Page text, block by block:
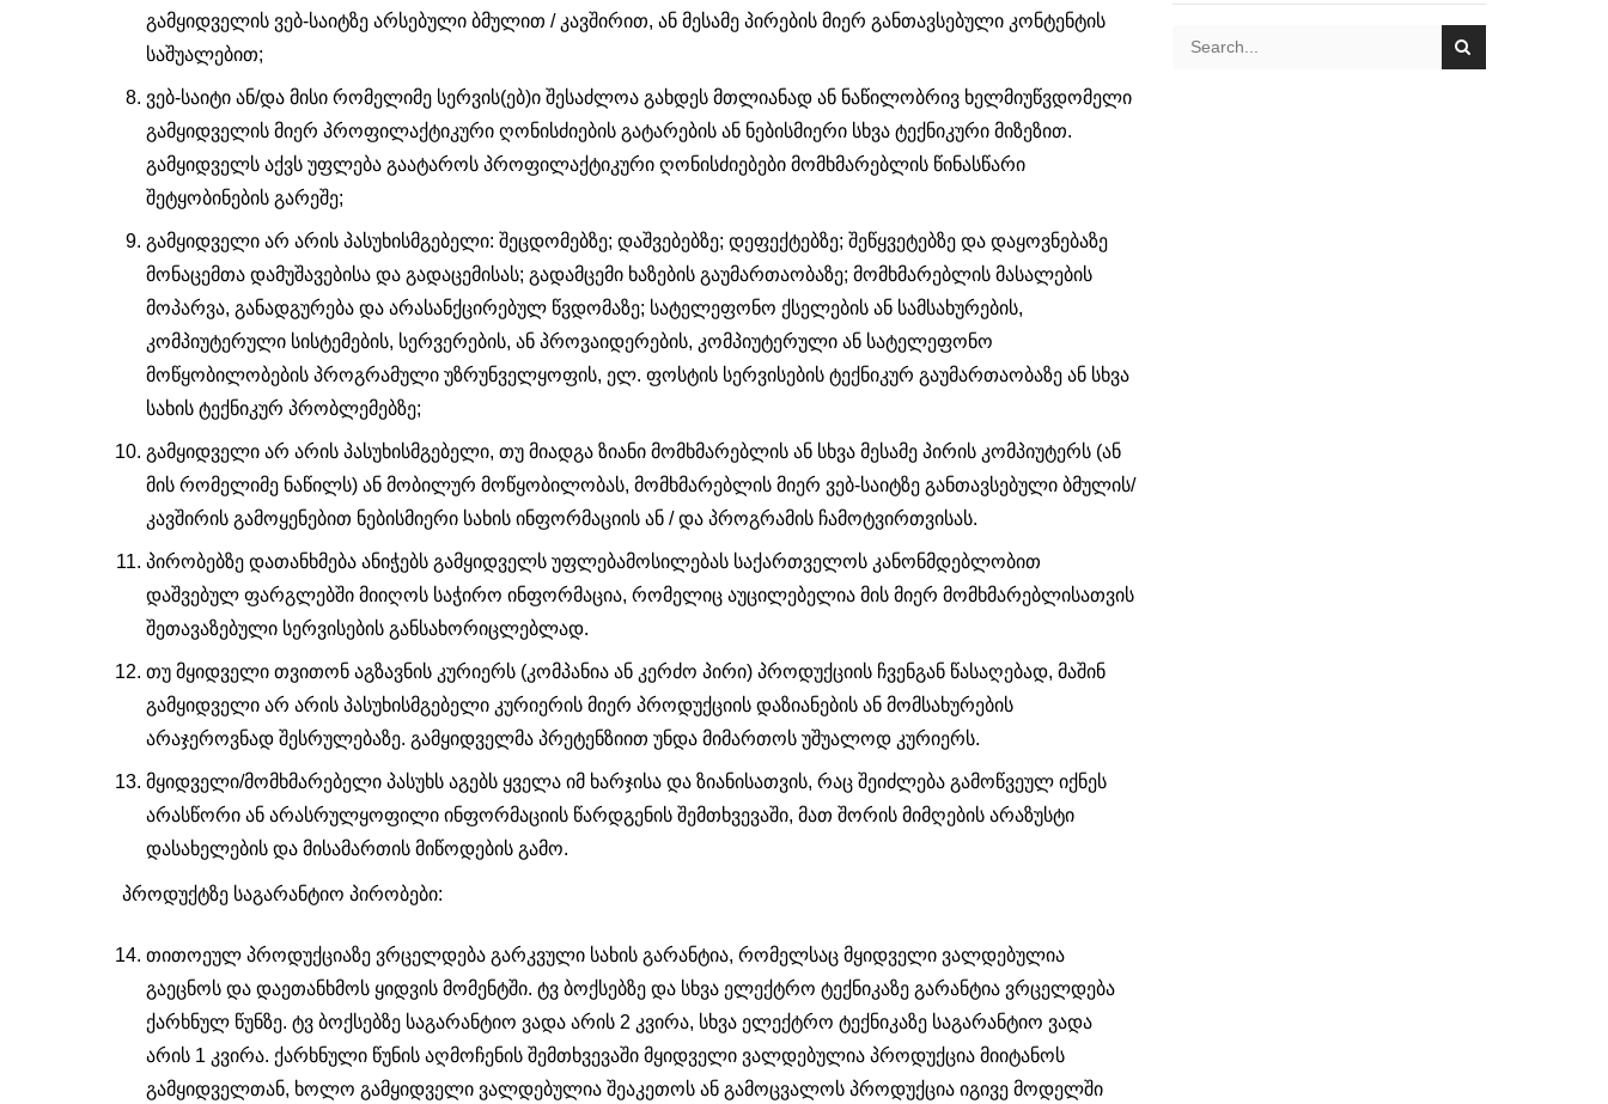
გამყიდველის ვებ-საიტზე არსებული ბმულით / კავშირით, ან მესამე პირების მიერ განთავსებული კონტენტის
საშუალებით;
ვებ-საიტი ან/და მისი რომელიმე სერვის(ებ)ი შესაძლოა გახდეს მთლიანად ან ნაწილობრივ ხელმიუწვდომელი
გამყიდველის მიერ პროფილაქტიკური ღონისძიების გატარების ან ნებისმიერი სხვა ტექნიკური მიზეზით.
გამყიდველს აქვს უფლება გაატაროს პროფილაქტიკური ღონისძიებები მომხმარებლის წინასწარი
შეტყობინების გარეშე;
გამყიდველი არ არის პასუხისმგებელი: შეცდომებზე; დაშვებებზე; დეფექტებზე; შეწყვეტებზე და დაყოვნებაზე
მონაცემთა დამუშავებისა და გადაცემისას; გადამცემი ხაზების გაუმართაობაზე; მომხმარებლის მასალების
მოპარვა, განადგურება და არასანქცირებულ წვდომაზე; სატელეფონო ქსელების ან სამსახურების,
კომპიუტერული სისტემების, სერვერების, ან პროვაიდერების, კომპიუტერული ან სატელეფონო
მოწყობილობების პროგრამული უზრუნველყოფის, ელ. ფოსტის სერვისების ტექნიკურ გაუმართაობაზე ან სხვა
სახის ტექნიკურ პრობლემებზე;
გამყიდველი არ არის პასუხისმგებელი, თუ მიადგა ზიანი მომხმარებლის ან სხვა მესამე პირის კომპიუტერს (ან
მის რომელიმე ნაწილს) ან მობილურ მოწყობილობას, მომხმარებლის მიერ ვებ-საიტზე განთავსებული ბმულის/
კავშირის გამოყენებით ნებისმიერი სახის ინფორმაციის ან / და პროგრამის ჩამოტვირთვისას.
პირობებზე დათანხმება ანიჭებს გამყიდველს უფლებამოსილებას საქართველოს კანონმდებლობით
დაშვებულ ფარგლებში მიიღოს საჭირო ინფორმაცია, რომელიც აუცილებელია მის მიერ მომხმარებლისათვის
შეთავაზებული სერვისების განსახორიცლებლად.
თუ მყიდველი თვითონ აგზავნის კურიერს (კომპანია ან კერძო პირი) პროდუქციის ჩვენგან წასაღებად, მაშინ
გამყიდველი არ არის პასუხისმგებელი კურიერის მიერ პროდუქციის დაზიანების ან მომსახურების
არაჯეროვნად შესრულებაზე. გამყიდველმა პრეტენზიით უნდა მიმართოს უშუალოდ კურიერს.
მყიდველი/მომხმარებელი პასუხს აგებს ყველა იმ ხარჯისა და ზიანისათვის, რაც შეიძლება გამოწვეულ იქნეს
არასწორი ან არასრულყოფილი ინფორმაციის წარდგენის შემთხვევაში, მათ შორის მიმღების არაზუსტი
დასახელების და მისამართის მიწოდების გამო.
პროდუქტზე საგარანტიო პირობები:
თითოეულ პროდუქციაზე ვრცელდება გარკვული სახის გარანტია, რომელსაც მყიდველი ვალდებულია
გაეცნოს და დაეთანხმოს ყიდვის მომენტში. ტვ ბოქსებზე და სხვა ელექტრო ტექნიკაზე გარანტია ვრცელდება
ქარხნულ წუნზე. ტვ ბოქსებზე საგარანტიო ვადა არის 2 კვირა, სხვა ელექტრო ტექნიკაზე საგარანტიო ვადა
არის 1 კვირა. ქარხნული წუნის აღმოჩენის შემთხვევაში მყიდველი ვალდებულია პროდუქცია მიიტანოს
გამყიდველთან, ხოლო გამყიდველი ვალდებულია შეაკეთოს ან გამოცვალოს პროდუქცია იგივე მოდელში